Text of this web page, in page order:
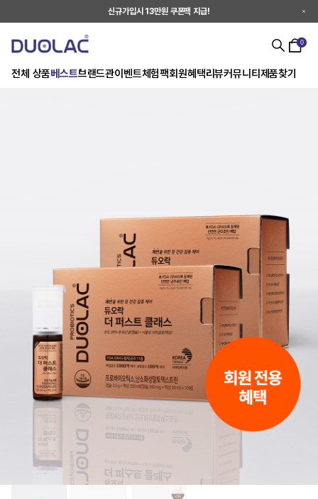
신규가입시 13만원 쿠폰팩 지급!
전체 상품베스트브랜드관이벤트체험팩회원혜택리뷰커뮤니티 제품찾기
0